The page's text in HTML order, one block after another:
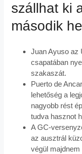
szállhat ki
második
Juan Ayuso az
csapatában
szakaszát.
Puerto de
lehetőség a
nagyobb rést
tudva hasznot
A GC-
az ausztrál
végül majdnem